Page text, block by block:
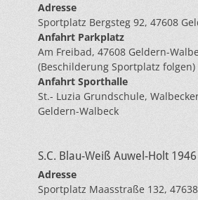
Adresse
Sportplatz Bergsteg 92, 47608
Anfahrt Parkplatz
Am Freibad, 47608 Geldern-
(Beschilderung Sportplatz folgen)
Anfahrt Sporthalle
St.- Luzia Grundschule,
Geldern-Walbeck
S.C. Blau-Weiß Auwel-Holt 1946
Adresse
Sportplatz Maasstraße 132,